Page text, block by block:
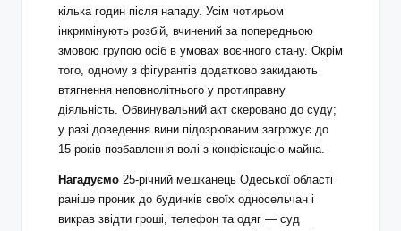
кілька годин після нападу. Усім чотирьом
інкримінують розбій, вчинений за попередньою
змовою групою осіб в умовах воєнного стану. Окрім
того, одному з фігурантів додатково закидають
втягнення неповнолітнього у протиправну
діяльність. Обвинувальний акт скеровано до суду;
у разі доведення вини підозрюваним загрожує до
15 років позбавлення волі з конфіскацією майна.
Нагадуємо 25-річний мешканець Одеської області
раніше проник до будинків своїх односельчан і
викрав звідти гроші, телефон та одяг — суд